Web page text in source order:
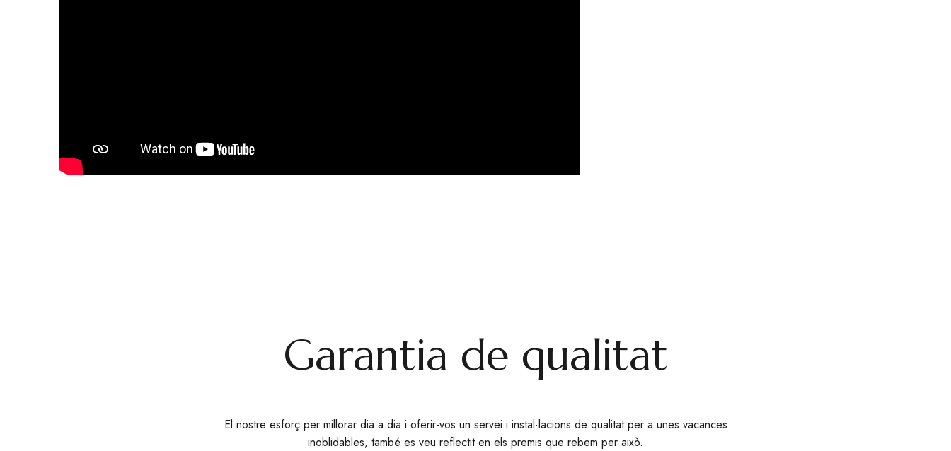
Garantia de qualitat
El nostre esforç per millorar dia a dia i oferir-vos un servei i instal·lacions de qualitat per a unes vacances
inoblidables, també es veu reflectit en els premis que rebem per això.